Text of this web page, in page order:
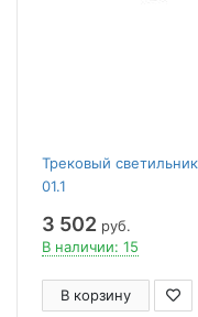
Трековый
01.1
3 502 руб.
В наличии: 15
В корзину